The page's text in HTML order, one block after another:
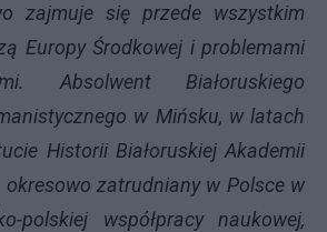
zajmuje się przede wszystkim
Europy Środkowej i problemami
Absolwent Białoruskiego
w Mińsku, w latach
Historii Białoruskiej Akademii
okresowo zatrudniany w Polsce w
polskiej współpracy naukowej,